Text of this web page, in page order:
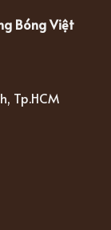
Bóng Việt
Tp.HCM